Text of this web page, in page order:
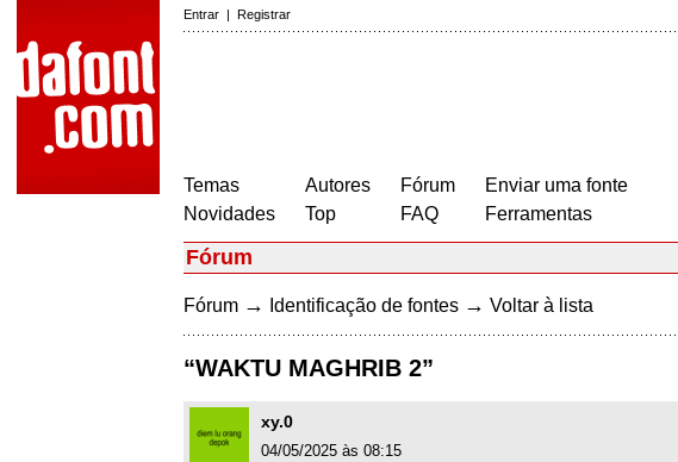
Entrar | Registrar
Temas
Novidades
Autores
Top
Fórum
FAQ
Enviar uma fonte
Ferramentas
Fórum
Fórum → Identificação de fontes → Voltar à lista
“WAKTU MAGHRIB 2”
xy.0
04/05/2025 às 08:15